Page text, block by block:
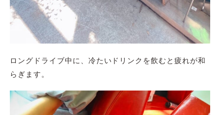
ロングドライブ中に、冷たいドリンクを飲むと疲れが和
らぎます。